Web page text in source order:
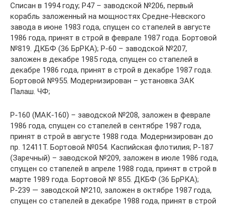
Списан в 1994 году; Р47 – заводской №206, первый
корабль заложенный на мощностях Средне-Невского
завода в июне 1983 года, спущен со стапелей в августе
1986 года, принят в строй в феврале 1987 года. Бортовой
№819. ДКБФ (36 БрРКА); Р-60 – заводской №207,
заложен в декабре 1985 года, спущен со стапелей в
декабре 1986 года, принят в строй в декабре 1987 года.
Бортовой №955. Модернизирован – установка ЗАК
Палаш. ЧФ;
Р-160 (МАК-160) – заводской №208, заложен в феврале
1986 года, спущен со стапелей в сентябре 1987 года,
принят в строй в августе 1988 года. Модернизирован до
пр. 12411Т. Бортовой №054. Каспийская флотилия; Р-187
(Заречный) – заводской №209, заложен в июле 1986 года,
спущен со стапелей в апреле 1988 года, принят в строй в
марте 1989 года. Бортовой № 855. ДКБФ (36 БрРКА);
Р-239 — заводской №210, заложен в октябре 1987 года,
спущен со стапелей в декабре 1988 года, принят в строй